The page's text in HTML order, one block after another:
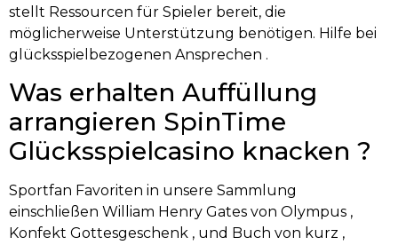
stellt Ressourcen für Spieler bereit, die
möglicherweise Unterstützung benötigen. Hilfe bei
glücksspielbezogenen Ansprechen .
Was erhalten Auffüllung
arrangieren SpinTime
Glücksspielcasino knacken ?
Sportfan Favoriten in unsere Sammlung
einschließen William Henry Gates von Olympus ,
Konfekt Gottesgeschenk , und Buch von kurz ,